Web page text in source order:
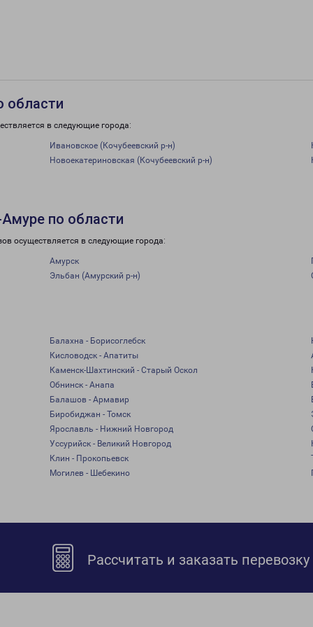
области
в следующие города:
Ивановское (Кочубеевский р-н)
Новоекатериновская (Кочубеевский р-н)
по области
осуществляется в следующие города:
Амурск
Эльбан (Амурский р-н)
Балахна - Борисоглебск
Кисловодск - Апатиты
Каменск-Шахтинский - Старый Оскол
Обнинск - Анапа
Балашов - Армавир
Биробиджан - Томск
Ярославль - Нижний Новгород
Уссурийск - Великий Новгород
Клин - Прокопьевск
Могилев - Шебекино
Рассчитать и заказать перевозку